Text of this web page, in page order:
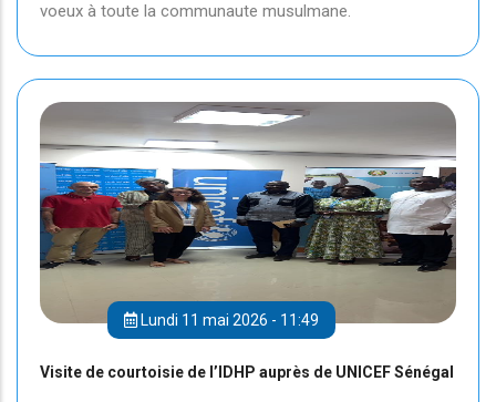
voeux à toute la communaute musulmane.
Lundi 11 mai 2026 - 11:49
Visite de courtoisie de l’IDHP auprès de UNICEF Sénégal